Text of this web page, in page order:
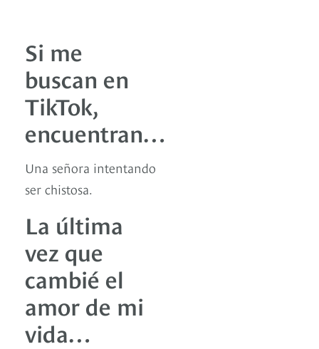
Si me
buscan en
TikTok,
encuentran…
Una señora intentando
ser chistosa.
La última
vez que
cambié el
amor de mi
vida…